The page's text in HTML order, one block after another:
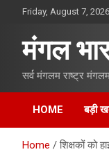
c
Friday, August 7, 2026
मंगल
सर्व मंगलम राष्ट्र
HOME बड़ी
Home शिक्षकों को